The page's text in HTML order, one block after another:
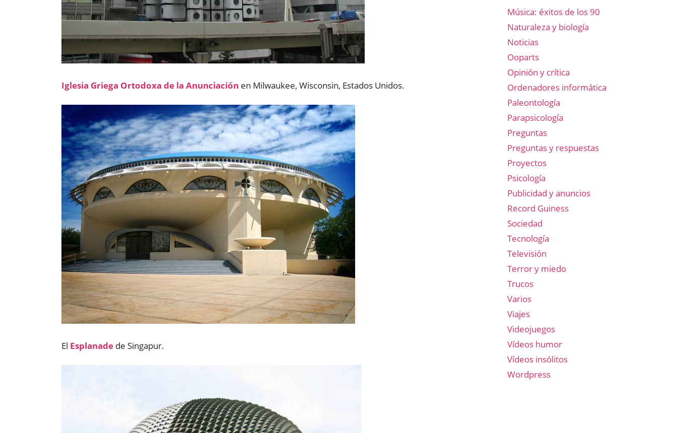
Iglesia Griega Ortodoxa de la Anunciación en Milwaukee, Wisconsin, Estados Unidos.
El Esplanade de Singapur.
Música: éxitos de los 90
Naturaleza y biología
Noticias
Ooparts
Opinión y crítica
Ordenadores informática
Paleontología
Parapsicología
Preguntas
Preguntas y respuestas
Proyectos
Psicología
Publicidad y anuncios
Record Guiness
Sociedad
Tecnología
Televisión
Terror y miedo
Trucos
Varios
Viajes
Videojuegos
Vídeos humor
Vídeos insólitos
Wordpress